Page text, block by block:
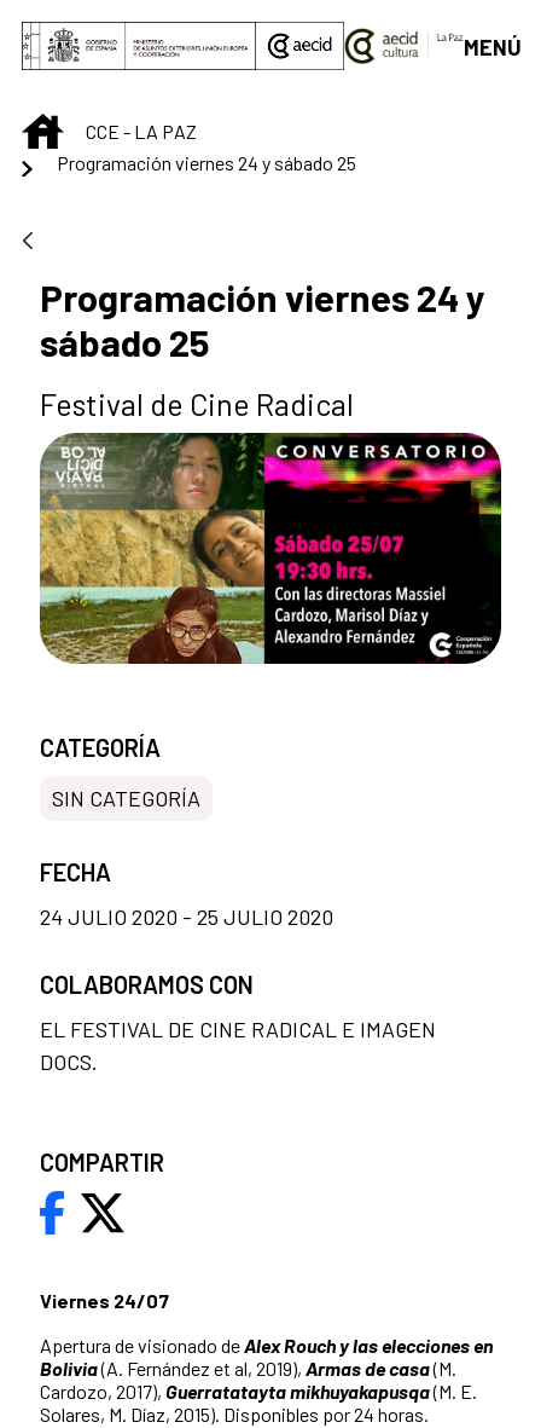
Saltar al contenido principal
MENÚ
INICIOCCE - LA PAZ
Programación viernes 24 y sábado 25
Programación viernes 24 y
sábado 25
Festival de Cine Radical
Viernes 24/07
Apertura de visionado deAlex Rouch y las elecciones en
Bolivia(A. Fernández et al, 2019), Armas de casa(M.
Cardozo, 2017), Guerratatayta mikhuyakapusqa(M. E.
Solares, M. Díaz, 2015). Disponibles por 24 horas.
CATEGORÍA
SIN CATEGORÍA
FECHA
24 JULIO 2020 - 25 JULIO 2020
COLABORAMOS CON
EL FESTIVAL DE CINE RADICAL E IMAGEN
DOCS.
COMPARTIR